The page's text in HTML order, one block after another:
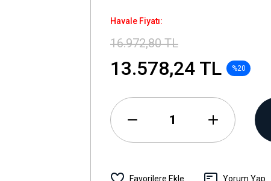
Havale Fiyatı:
16.972,80 TL
13.578,24 TL %20
Yorum Yap